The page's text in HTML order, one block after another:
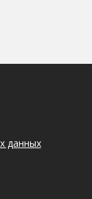
данных